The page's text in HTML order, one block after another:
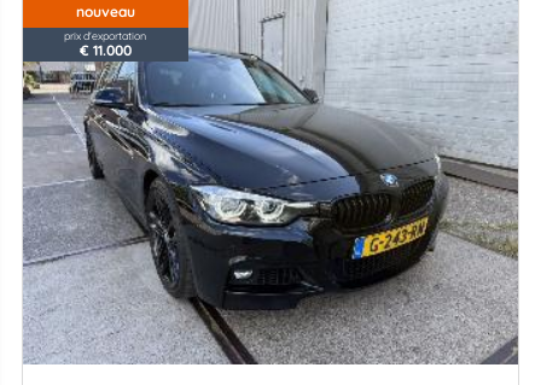
nouveau
prix d'exportation
€ 11.000